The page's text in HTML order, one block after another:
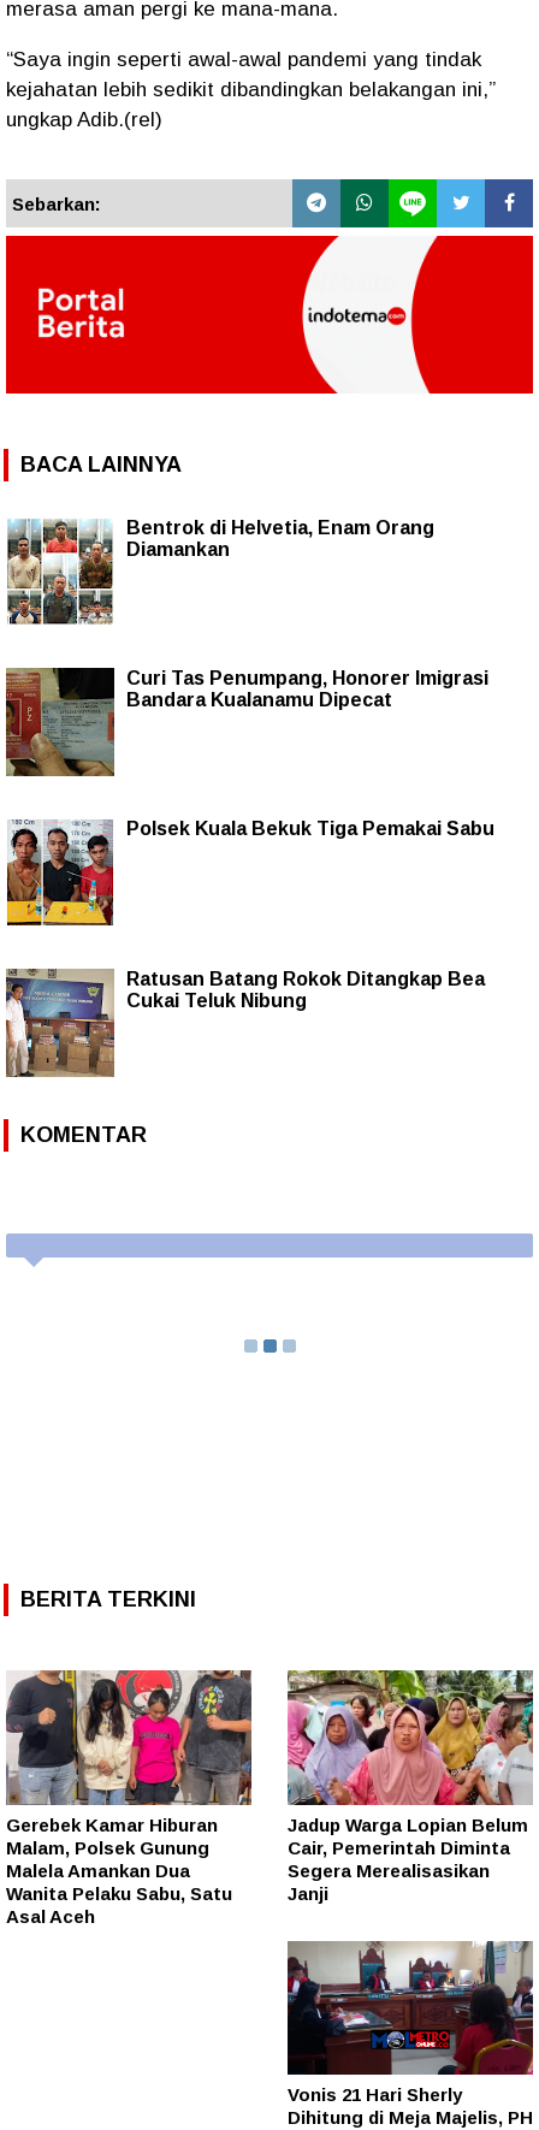
merasa aman pergi ke mana-mana.
“Saya ingin seperti awal-awal pandemi yang tindak
kejahatan lebih sedikit dibandingkan belakangan ini,”
ungkap Adib.(rel)
Sebarkan:
BACA LAINNYA
Bentrok di Helvetia, Enam Orang
Diamankan
Curi Tas Penumpang, Honorer Imigrasi
Bandara Kualanamu Dipecat
Polsek Kuala Bekuk Tiga Pemakai Sabu
Ratusan Batang Rokok Ditangkap Bea
Cukai Teluk Nibung
KOMENTAR
BERITA TERKINI
Gerebek Kamar Hiburan
Malam, Polsek Gunung
Malela Amankan Dua
Wanita Pelaku Sabu, Satu
Asal Aceh
Jadup Warga Lopian Belum
Cair, Pemerintah Diminta
Segera Merealisasikan
Janji
Vonis 21 Hari Sherly
Dihitung di Meja Majelis, PH